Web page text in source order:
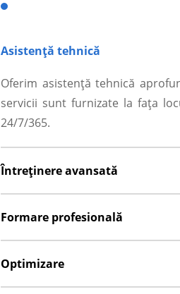
Asistență tehnică
Oferim asistență tehnică
servicii sunt furnizate la fața
24/7/365.
Întreținere avansată
Formare profesională
Optimizare